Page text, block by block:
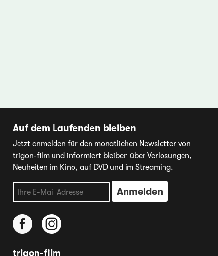
Auf dem Laufenden bleiben
Jetzt anmelden für den monatlichen Newsletter von
trigon-film und informiert bleiben über Verlosungen,
Neuheiten im Kino, auf DVD und im Streaming.
trigon-film